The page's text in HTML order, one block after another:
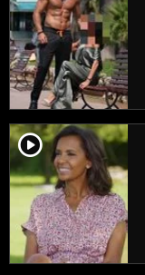
player2